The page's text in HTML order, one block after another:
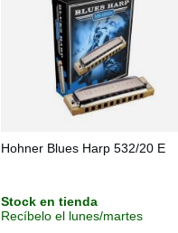
Hohner Blues Harp 532/20 E
Stock en tienda
Recíbelo el lunes/martes